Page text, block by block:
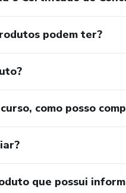
podem ter?
como posso
que possui